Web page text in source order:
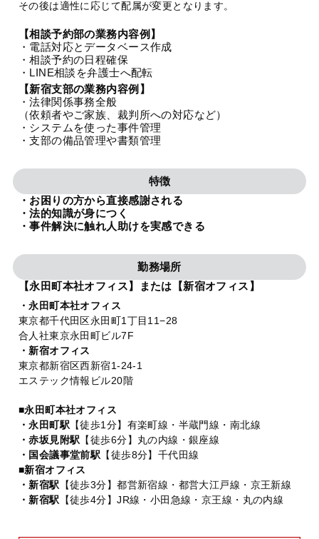
その後は適性に応じて配属が変更となります。
【相談予約部の業務内容例】
・電話対応とデータベース作成
・相談予約の日程確保
・LINE相談を弁護士へ配転
【新宿支部の業務内容例】
・法律関係事務全般
（依頼者やご家族、裁判所への対応など）
・システムを使った事件管理
・支部の備品管理や書類管理
特徴
・お困りの方から直接感謝される
・法的知識が身につく
・事件解決に触れ人助けを実感できる
勤務場所
【永田町本社オフィス】または【新宿オフィス】
・永田町本社オフィス
東京都千代田区永田町1丁目11−28
合人社東京永田町ビル7F
・新宿オフィス
東京都新宿区西新宿1-24-1
エステック情報ビル20階
■永田町本社オフィス
・永田町駅 【徒歩1分】有楽町線・半蔵門線・南北線
・赤坂見附駅 【徒歩6分】丸の内線・銀座線
・国会議事堂前駅 【徒歩8分】千代田線
■新宿オフィス
・新宿駅 【徒歩3分】都営新宿線・都営大江戸線・京王新線
・新宿駅 【徒歩4分】JR線・小田急線・京王線・丸の内線
法人グループ
プライバシーポリシー 利用規約 内部通報
TikTok受賞 定義集